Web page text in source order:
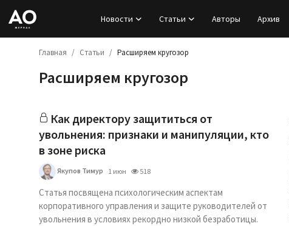
Новости Статьи Авторы Архив
Регистрация
Новости
Статьи
Авторы
Главная Статьи Расширяем кругозор
Расширяем кругозор
Как директору защититься от
увольнения: признаки и манипуляции, кто
в зоне риска
Якупов Тимур 1 июн 518
Статья посвящена психологическим аспектам
корпоративного управления и защите руководителей от
увольнения в условиях рекордно низкой безработицы.